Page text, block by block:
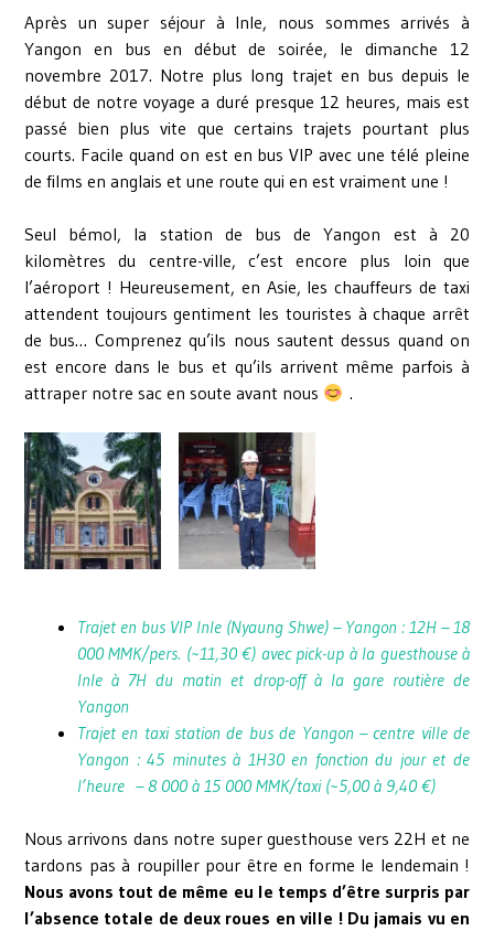
Après un super séjour à Inle, nous sommes arrivés à
Yangon en bus en début de soirée, le dimanche 12
novembre 2017. Notre plus long trajet en bus depuis le
début de notre voyage a duré presque 12 heures, mais est
passé bien plus vite que certains trajets pourtant plus
courts. Facile quand on est en bus VIP avec une télé pleine
de films en anglais et une route qui en est vraiment une !
Seul bémol, la station de bus de Yangon est à 20
kilomètres du centre-ville, c’est encore plus loin que
l’aéroport ! Heureusement, en Asie, les chauffeurs de taxi
attendent toujours gentiment les touristes à chaque arrêt
de bus… Comprenez qu’ils nous sautent dessus quand on
est encore dans le bus et qu’ils arrivent même parfois à
attraper notre sac en soute avant nous
.
Trajet en bus VIP Inle (Nyaung Shwe) – Yangon : 12H – 18
000 MMK/pers. (~11,30 €) avec pick-up à la guesthouse à
Inle à 7H du matin et drop-off à la gare routière de
Yangon
Trajet en taxi station de bus de Yangon – centre ville de
Yangon : 45 minutes à 1H30 en fonction du jour et de
l’heure – 8 000 à 15 000 MMK/taxi (~5,00 à 9,40 €)
Nous arrivons dans notre super guesthouse vers 22H et ne
tardons pas à roupiller pour être en forme le lendemain !
Nous avons tout de même eu le temps d’être surpris par
l’absence totale de deux roues en ville ! Du jamais vu en